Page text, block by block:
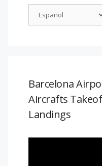
Barcelona
Aircrafts
Landings